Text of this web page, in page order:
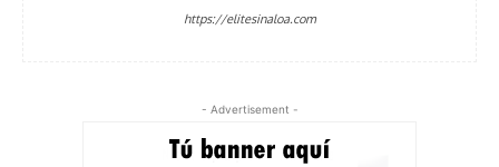
https://elitesinaloa.com
- Advertisement -